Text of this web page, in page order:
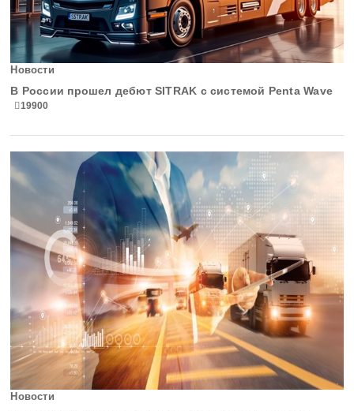
Новости
В России прошел дебют SITRAK с системой Penta Wave
19900
Новости